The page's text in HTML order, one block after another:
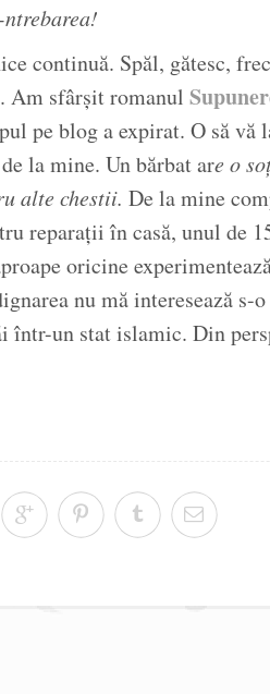
continuă. Spăl, gătesc,
Am sfârșit romanul
pe blog a expirat. O să vă
la mine. Un bărbat are o
alte chestii. De la mine
reparații în casă, unul de
oricine
nu mă interesează s-
într-un stat islamic. Din